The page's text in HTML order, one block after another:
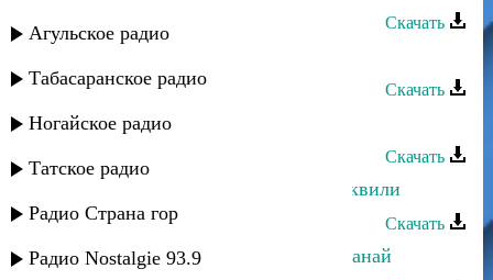
Агульское радио
Табасаранское радио
Ногайское радио
Татское радио
Радио Страна гор
Радио Nostalgie 93.9
Скачать
Скачать
Дурия Рагимова - Хуш я рикIиз зи
Скачать
Дурия Рагимова - Тариф ая гуьрчеквили
Скачать
Дурия Рагимова - Садра сваса лагьанай